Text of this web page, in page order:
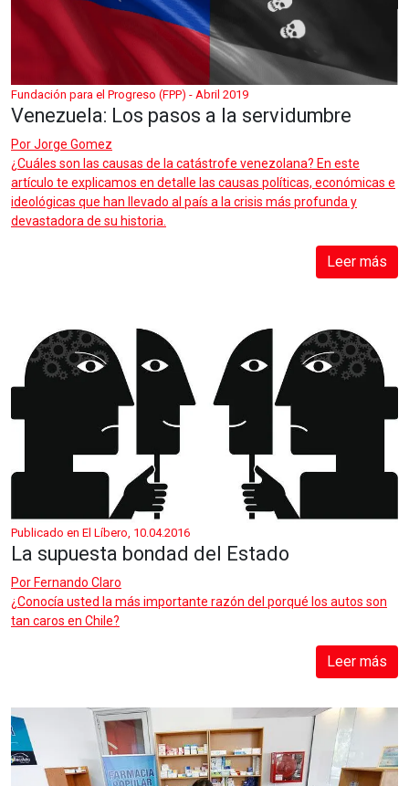
Fundación para el Progreso (FPP) - Abril 2019
Venezuela: Los pasos a la servidumbre
PorJorge Gomez
¿Cuáles son las causas de la catástrofe venezolana? En este
artículo te explicamos en detalle las causas políticas, económicas e
ideológicas que han llevado al país a la crisis más profunda y
devastadora de su historia.
Leer más
Publicado en El Líbero, 10.04.2016
La supuesta bondad del Estado
Por Fernando Claro
¿Conocía usted la más importante razón del porqué los autos son
tan caros en Chile?
Leer más